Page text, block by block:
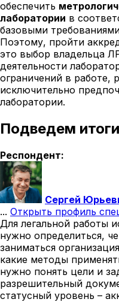
обеспечить
лаборатории в
базовыми
Поэтому, пройти
это выбор владельца
деятельности
ограничений в работе,
исключительно
лаборатории.
Подведем итоги
Респондент:
Сергей
... Открыть профиль
Для легальной работы
нужно определиться,
заниматься
какие методы
нужно понять цели и
разрешительный
статусный уровень –